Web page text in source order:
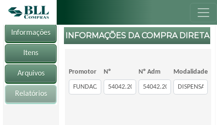
Informações
Itens
Arquivos
Relatórios
INFORMAÇÕES DA COMPRA DIRETA
Promotor Nº Nº Adm Modalidade